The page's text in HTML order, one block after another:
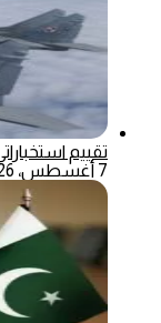
تقييم
7 أغسطس، 2026